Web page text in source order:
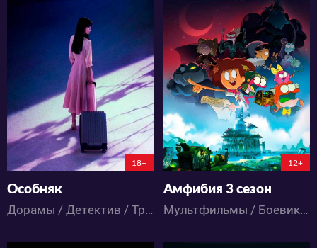
5166
0
18+
Особняк
Дорамы / Детектив / Триллер
20144
20 21
12+
Амфибия 3 сезон
Мультфильмы / Боевик / Детектив / Драма / Комедия / Приключения / Триллер / Фантастика / Фэнтези